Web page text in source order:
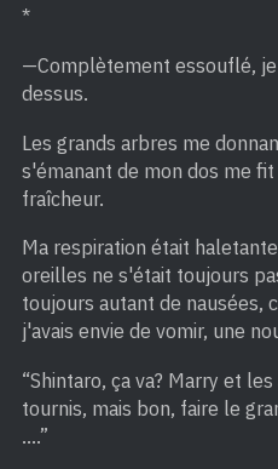
*
—Complètement essouflé,
dessus.
Les grands arbres me
s'émanant de mon dos me
fraîcheur.
Ma respiration était
oreilles ne s'était toujours
toujours autant de nausées,
j'avais envie de vomir, une
“Shintaro, ça va? Marry et
tournis, mais bon, faire le
….”